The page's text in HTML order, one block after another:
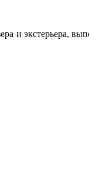
и экстерьера,